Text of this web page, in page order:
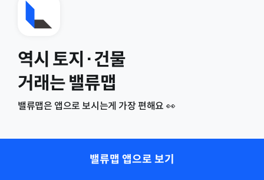
역시 토지·건물
거래는 밸류맵
밸류맵은 앱으로 보시는게 가장 편해요 👀
밸류맵 앱으로 보기